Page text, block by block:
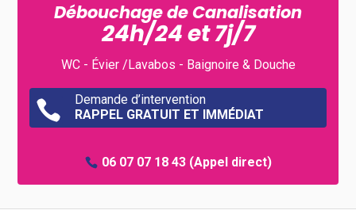
Débouchage de Canalisation
24h/24 et 7j/7
WC - Évier /Lavabos - Baignoire & Douche

Demande d’intervention
RAPPEL GRATUIT ET IMMÉDIAT
06 07 07 18 43(Appel direct)